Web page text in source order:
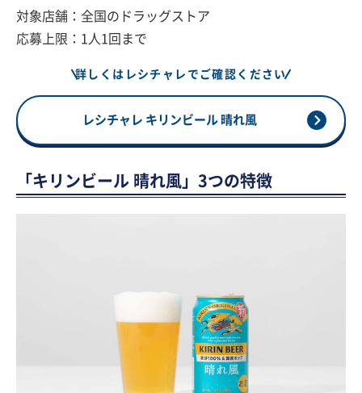
対象店舗：全国のドラッグストア
応募上限：1人1回まで
詳しくはレシチャレでご確認ください
レシチャレ キリンビール 晴れ風
「キリンビール 晴れ風」3つの特徴